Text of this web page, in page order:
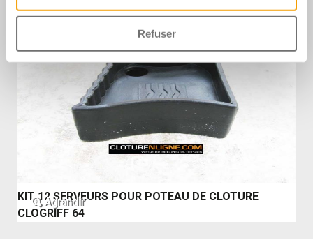
Refuser
KIT 12 SERVEURS POUR POTEAU DE CLOTURE
CLOGRIFF 64
A partir de
Agrandir